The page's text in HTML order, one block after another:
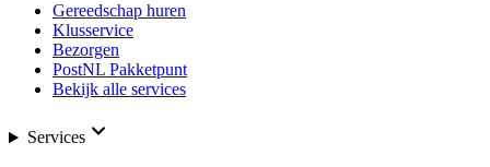
Gereedschap huren
Klusservice
Bezorgen
PostNL Pakketpunt
Bekijk alle services
Services